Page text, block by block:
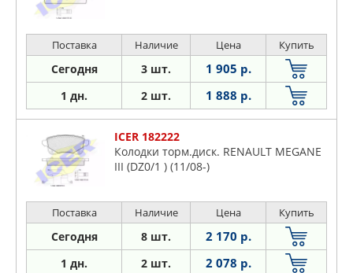
Поставка Наличие Цена Купить
Сегодня 3 шт. 1 905 р.
1 дн. 2 шт. 1 888 р.
ICER 182222
Колодки торм.диск. RENAULT MEGANE
III (DZ0/1 ) (11/08-)
Поставка Наличие Цена Купить
Сегодня 8 шт. 2 170 р.
1 дн. 2 шт. 2 078 р.